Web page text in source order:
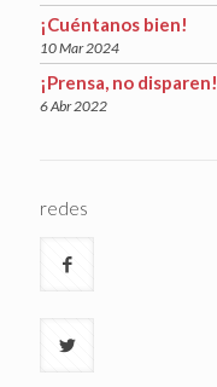
¡Cuéntanos bien!
10 Mar 2024
¡Prensa, no disparen!
6 Abr 2022
redes